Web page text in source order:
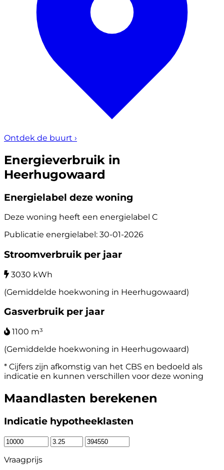
Ontdek de buurt ›
Energieverbruik in
Heerhugowaard
Energielabel deze woning
Deze woning heeft een energielabel C
Publicatie energielabel: 30-01-2026
Stroomverbruik per jaar
3030 kWh
(Gemiddelde hoekwoning in Heerhugowaard)
Gasverbruik per jaar
1100 m³
(Gemiddelde hoekwoning in Heerhugowaard)
* Cijfers zijn afkomstig van het CBS en bedoeld als
indicatie en kunnen verschillen voor deze woning
Maandlasten berekenen
Indicatie hypotheeklasten
Vraagprijs